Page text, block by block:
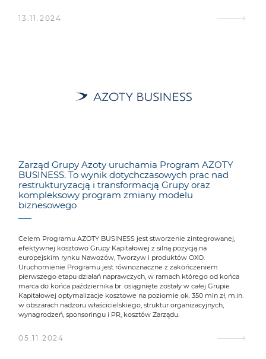
13.11.2024
Zarząd Grupy Azoty uruchamia Program AZOTY
BUSINESS. To wynik dotychczasowych prac nad
restrukturyzacją i transformacją Grupy oraz
kompleksowy program zmiany modelu
biznesowego
Celem Programu AZOTY BUSINESS jest stworzenie zintegrowanej,
efektywnej kosztowo Grupy Kapitałowej z silną pozycją na
europejskim rynku Nawozów, Tworzyw i produktów OXO.
Uruchomienie Programu jest równoznaczne z zakończeniem
pierwszego etapu działań naprawczych, w ramach którego od końca
marca do końca października br. osiągnięte zostały w całej Grupie
Kapitałowej optymalizacje kosztowe na poziomie ok. 350 mln zł, m.in.
w obszarach nadzoru właścicielskiego, struktur organizacyjnych,
wynagrodzeń, sponsoringu i PR, kosztów Zarządu.
05.11.2024